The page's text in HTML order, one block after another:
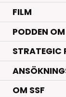
FILM
PODDEN
STRATEGIC
OM SSF